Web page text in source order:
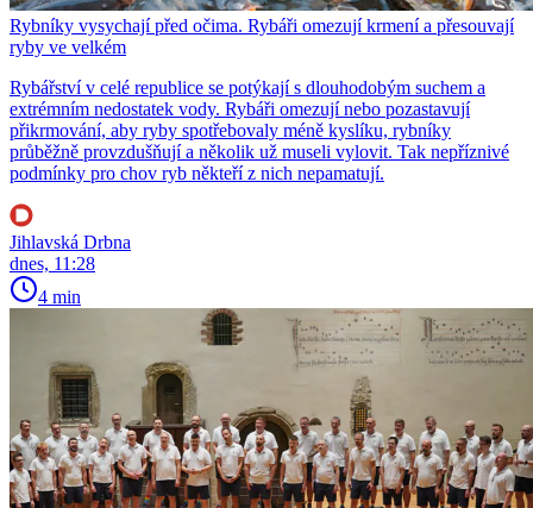
Rybníky vysychají před očima. Rybáři omezují krmení a přesouvají
ryby ve velkém
Rybářství v celé republice se potýkají s dlouhodobým suchem a
extrémním nedostatek vody. Rybáři omezují nebo pozastavují
přikrmování, aby ryby spotřebovaly méně kyslíku, rybníky
průběžně provzdušňují a několik už museli vylovit. Tak nepříznivé
podmínky pro chov ryb někteří z nich nepamatují.
Jihlavská Drbna
dnes, 11:28
4 min